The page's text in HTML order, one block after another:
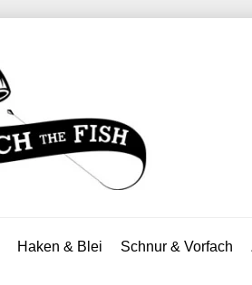
Haken & Blei Schnur & Vorfach